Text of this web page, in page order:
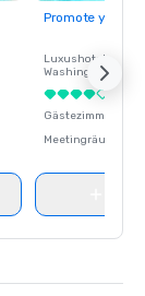
Promote your
Luxushotel in
Washington
Gästezimmer
Meetingräume